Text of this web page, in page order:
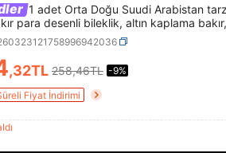
1 adet Orta Doğu Suudi Arabistan
para desenli bileklik, altın kaplama bakır,
lüks vintage şık, çok yönlü aksesuar
AND
,32TL 258,46TL -9%
Süreli Fiyat İndirimi